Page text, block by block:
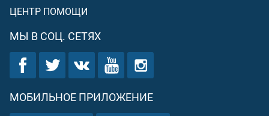
ЦЕНТР ПОМОЩИ
МЫ В СОЦ. СЕТЯХ
МОБИЛЬНОЕ ПРИЛОЖЕНИЕ